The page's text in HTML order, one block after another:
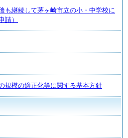
も継続して茅ヶ崎市立の小・中学校に
請）
規模の適正化等に関する基本方針